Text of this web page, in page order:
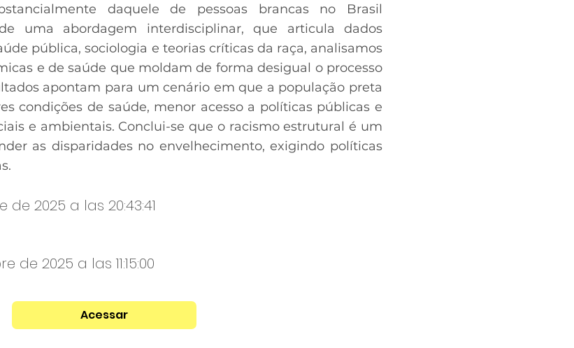
daquele de pessoas brancas no Brasil
uma abordagem interdisciplinar, que articula dados
pública, sociologia e teorias críticas da raça, analisamos
e de saúde que moldam de forma desigual o processo
apontam para um cenário em que a população preta
condições de saúde, menor acesso a políticas públicas e
e ambientais. Conclui-se que o racismo estrutural é um
as disparidades no envelhecimento, exigindo políticas
2025 a las 20:43:41
de 2025 a las 11:15:00
Acessar